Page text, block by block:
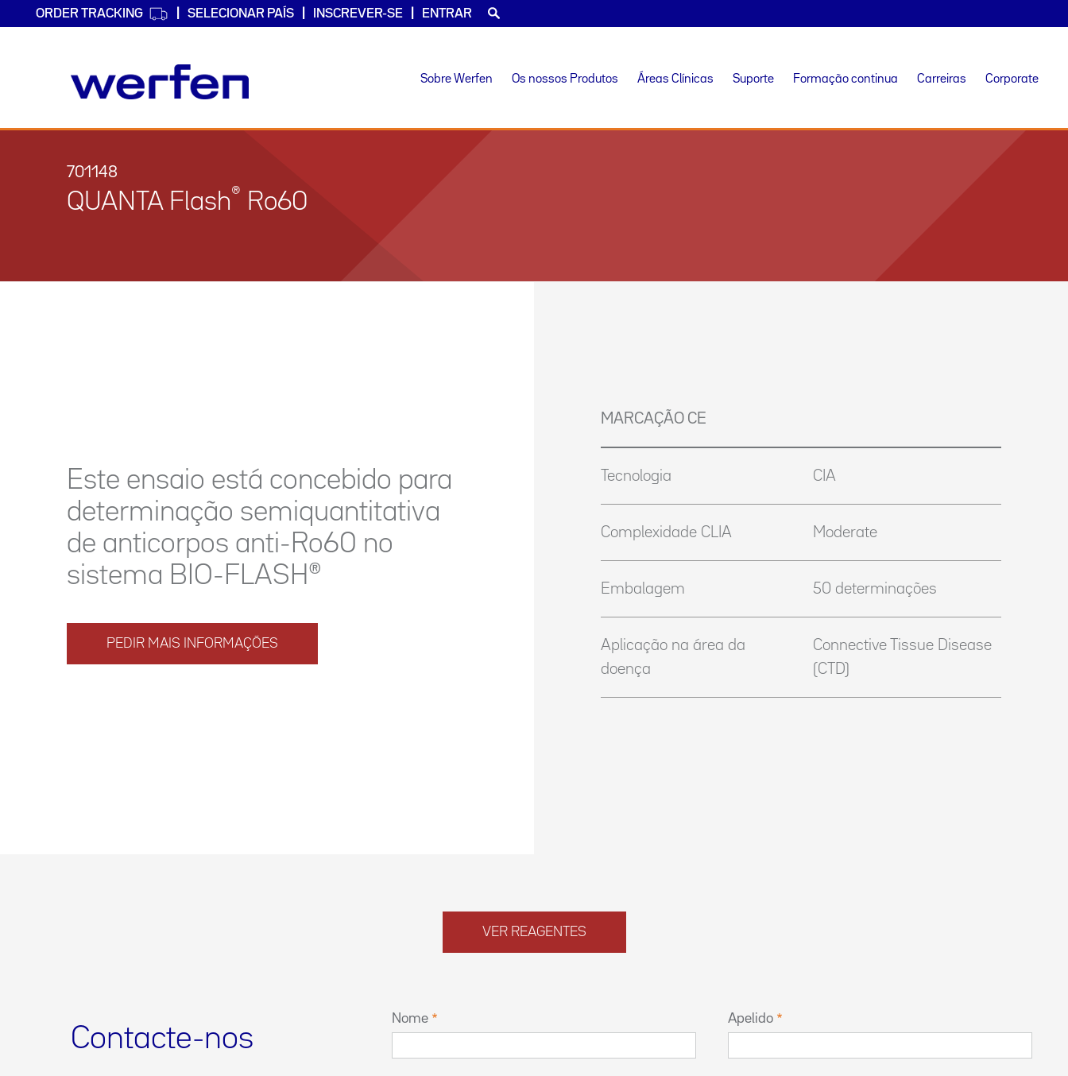
ORDER TRACKING SELECIONAR PAÍS INSCREVER-SE ENTRAR
Sobre Werfen Os nossos Produtos Áreas Clínicas Suporte Formação continua Carreiras Corporate
701148
QUANTA Flash® Ro60
Este ensaio está concebido para
determinação semiquantitativa
de anticorpos anti-Ro60 no
sistema BIO-FLASH®
PEDIR MAIS INFORMAÇÕES
MARCAÇÃO CE
Tecnologia CIA
Complexidade CLIA Moderate
Embalagem 50 determinações
Aplicação na área da
doença
Connective Tissue Disease
(CTD)
VER REAGENTES
Contacte-nos
Nome Apelido